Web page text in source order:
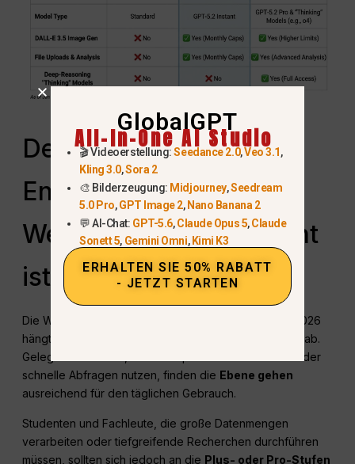
Der Weg der
Entscheidungsfindung:
Welches AI-Abonnement
ist das richtige für Sie?
Die Wahl zwischen den verfügbaren Stufen im Jahr 2026
hängt von Ihrer Nutzungshäufigkeit und Ihrem Budget ab.
Gelegenheitsnutzer, die KI hauptsächlich für E-Mails oder
schnelle Abfragen nutzen, finden die Ebene gehen
ausreichend für den täglichen Gebrauch.
Studenten und Fachleute, die große Datenmengen
verarbeiten oder tiefgreifende Recherchen durchführen
müssen, sollten sich jedoch an die Plus- oder Pro-Stufen
GlobalGPT
All-In-One AI Studio
🎬 Videoerstellung:Seedance 2.0,Veo 3.1,
Kling 3.0,Sora 2
🎨 Bilderzeugung: Midjourney,Seedream
5.0 Pro,GPT Image 2, Nano Banana 2
💬 AI-Chat: GPT-5.6,Claude Opus 5,Claude
Sonett 5, Gemini Omni, Kimi K3
ERHALTEN SIE 50% RABATT
- JETZT STARTEN